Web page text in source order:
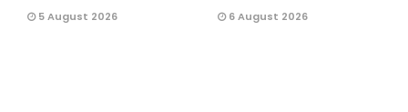
5 August 2026 6 August 2026